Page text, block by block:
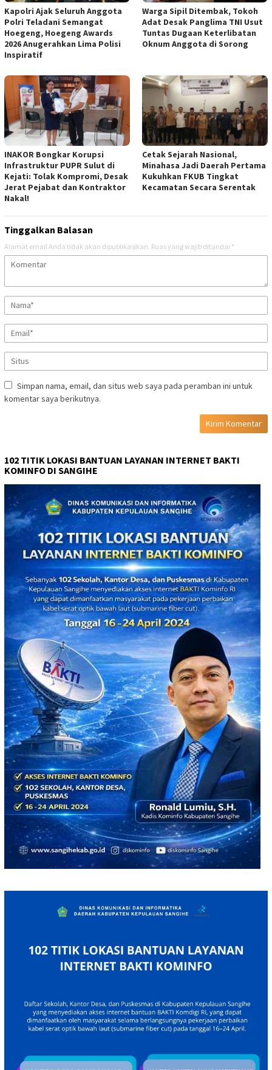
Kapolri Ajak Seluruh Anggota
Polri Teladani Semangat
Hoegeng, Hoegeng Awards
2026 Anugerahkan Lima Polisi
Inspiratif
Warga Sipil Ditembak, Tokoh
Adat Desak Panglima TNI Usut
Tuntas Dugaan Keterlibatan
Oknum Anggota di Sorong
INAKOR Bongkar Korupsi
Infrastruktur PUPR Sulut di
Kejati: Tolak Kompromi, Desak
Jerat Pejabat dan Kontraktor
Nakal!
Cetak Sejarah Nasional,
Minahasa Jadi Daerah Pertama
Kukuhkan FKUB Tingkat
Kecamatan Secara Serentak
Tinggalkan Balasan
Alamat email Anda tidak akan dipublikasikan. Ruas yang wajib ditandai *
Simpan nama, email, dan situs web saya pada peramban ini untuk
komentar saya berikutnya.
102 TITIK LOKASI BANTUAN LAYANAN INTERNET BAKTI
KOMINFO DI SANGIHE